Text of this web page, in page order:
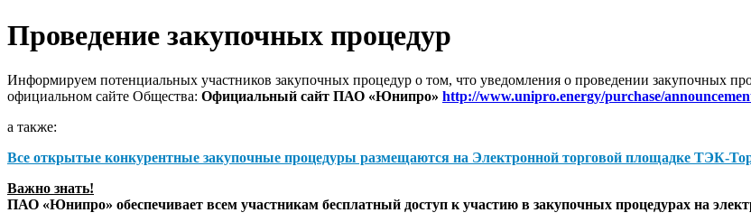
Проведение закупочных процедур
Информируем потенциальных участников закупочных процедур о том, что уведомления о проведении закупочных
официальном сайте Общества: Официальный сайт ПАО «Юнипро» http://www.unipro.energy/purchase/
а также:
Все открытые конкурентные закупочные процедуры размещаются на Электронной торговой площадке ТЭК-
Важно знать!
ПАО «Юнипро» обеспечивает всем участникам бесплатный доступ к участию в закупочных процедурах на